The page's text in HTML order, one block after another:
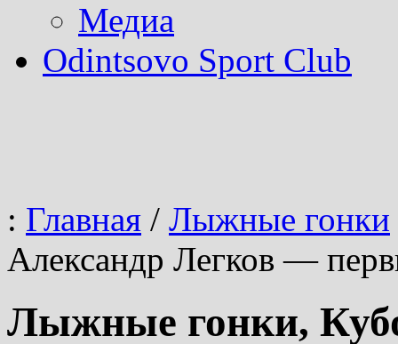
Медиа
Odintsovo Sport Club
: Главная / Лыжные гонки
Александр Легков —
Лыжные гонки,